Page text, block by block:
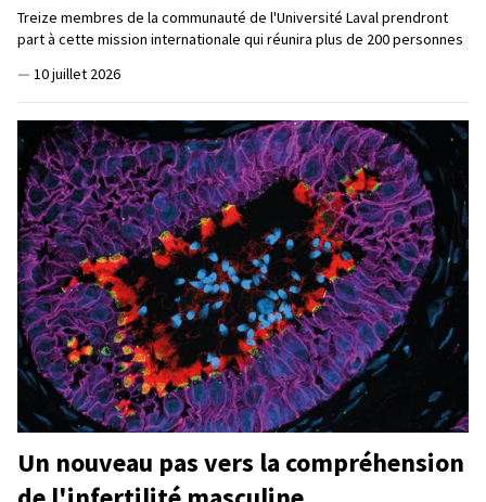
Treize membres de la communauté de l'Université Laval prendront
part à cette mission internationale qui réunira plus de 200 personnes
— 10 juillet 2026
Un nouveau pas vers la compréhension